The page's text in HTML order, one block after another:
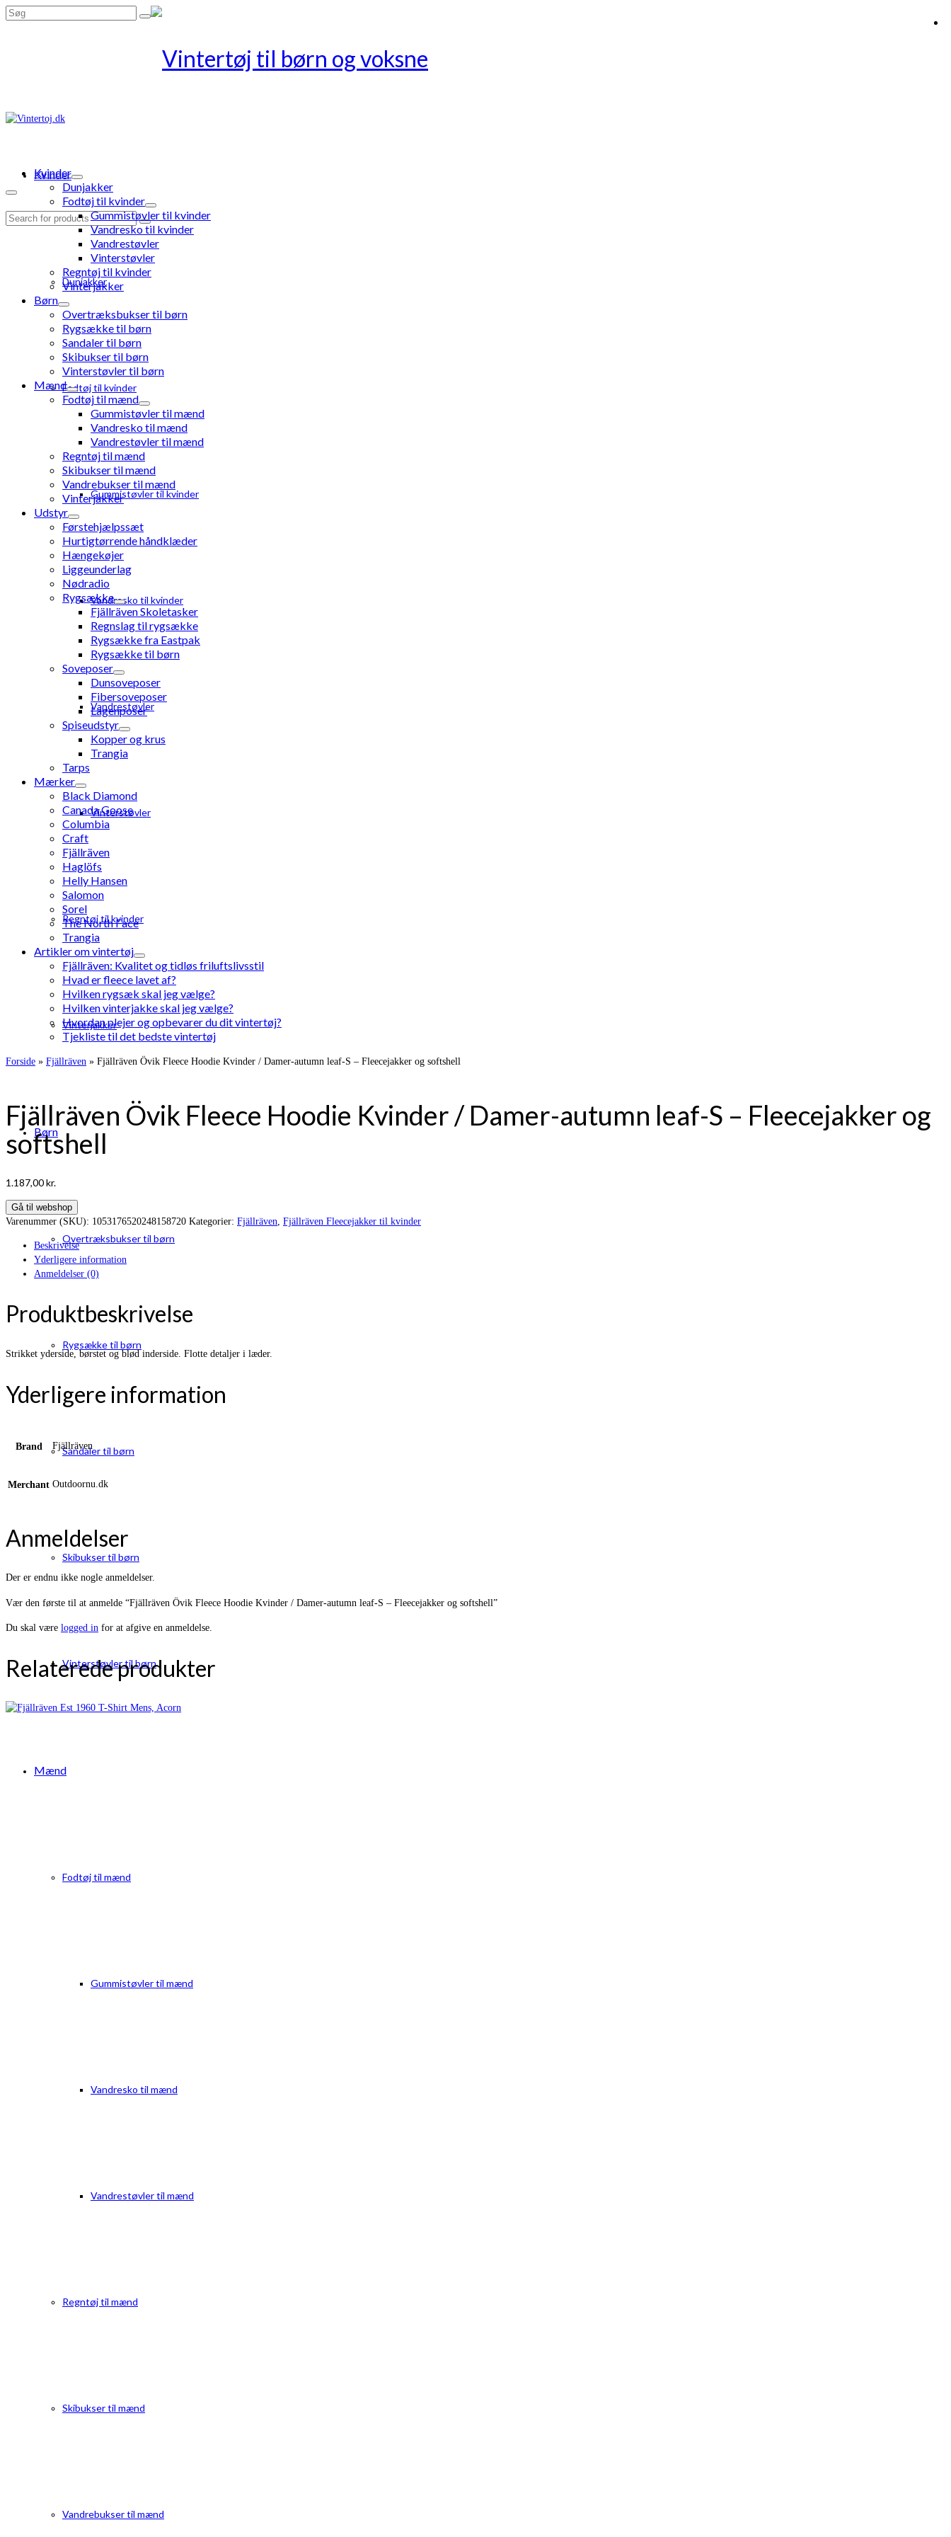
Search
Kvinder
Dunjakker
Fodtøj til kvinder
Gummistøvler til kvinder
Vandresko til kvinder
Vandrestøvler
Vinterstøvler
Regntøj til kvinder
Vinterjakker
Børn
Overtræksbukser til børn
Rygsække til børn
Sandaler til børn
Skibukser til børn
Vinterstøvler til børn
Mænd
Fodtøj til mænd
Gummistøvler til mænd
Vandresko til mænd
Vandrestøvler til mænd
Regntøj til mænd
Skibukser til mænd
Vandrebukser til mænd
Search
Kvinder
Dunjakker
Fodtøj til kvinder
Gummistøvler til kvinder
Vandresko til kvinder
Vandrestøvler
Vinterstøvler
Regntøj til kvinder
Vinterjakker
Børn
Overtræksbukser til børn
Rygsække til børn
Sandaler til børn
Skibukser til børn
Vinterstøvler til børn
Mænd
Fodtøj til mænd
Gummistøvler til mænd
Vandresko til mænd
Vandrestøvler til mænd
Regntøj til mænd
Skibukser til mænd
Vandrebukser til mænd
Vinterjakker
Udstyr
Førstehjælpssæt
Hurtigtørrende håndklæder
Hængekøjer
Liggeunderlag
Nødradio
Rygsække
Fjällräven Skoletasker
Regnslag til rygsække
Rygsække fra Eastpak
Rygsække til børn
Soveposer
Dunsoveposer
Fibersoveposer
Lagenposer
Spiseudstyr
Kopper og krus
Trangia
Tarps
Mærker
Black Diamond
Canada Goose
Columbia
Craft
Fjällräven
Haglöfs
Helly Hansen
Salomon
Sorel
The North Face
Trangia
Artikler om vintertøj
Fjällräven: Kvalitet og tidløs friluftslivsstil
Hvad er fleece lavet af?
Hvilken rygsæk skal jeg vælge?
Hvilken vinterjakke skal jeg vælge?
Hvordan plejer og opbevarer du dit vintertøj?
Tjekliste til det bedste vintertøj
Forside » Fjällräven » Fjällräven Övik Fleece Hoodie Kvinder / Damer-autumn leaf-S – Fleecejakker og softshell
Fjällräven Övik Fleece Hoodie Kvinder / Damer-autumn leaf-S – Fleecejakker og
softshell
1.187,00kr.
Gå til webshop
Varenummer (SKU): 1053176520248158720 Kategorier: Fjällräven Fjällräven Fleecejakker til kvinder
Beskrivelse
Yderligere information
Anmeldelser (0)
Produktbeskrivelse
Strikket yderside, børstet og blød inderside. Flotte detaljer i læder.
Yderligere information
Brand Fjällräven
Merchant Outdoornu.dk
Anmeldelser
Der er endnu ikke nogle anmeldelser.
Vær den første til at anmelde “Fjällräven Övik Fleece Hoodie Kvinder / Damer-autumn leaf-S – Fleecejakker og softshell”
Du skal være logged in for at afgive en anmeldelse.
Relaterede produkter